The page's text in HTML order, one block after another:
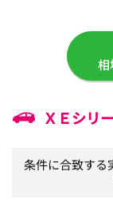
相
ＸＥシリ
条件に合致する